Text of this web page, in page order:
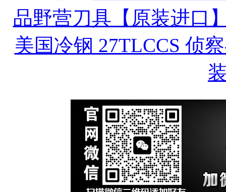
品野营刀具【原装进口
美国冷钢 27TLCCS 侦